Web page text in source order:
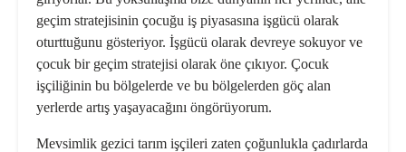
geçim stratejisinin çocuğu iş piyasasına işgücü olarak
oturttuğunu gösteriyor. İşgücü olarak devreye sokuyor ve
çocuk bir geçim stratejisi olarak öne çıkıyor. Çocuk
işçiliğinin bu bölgelerde ve bu bölgelerden göç alan
yerlerde artış yaşayacağını öngörüyorum.
Mevsimlik gezici tarım işçileri zaten çoğunlukla çadırlarda